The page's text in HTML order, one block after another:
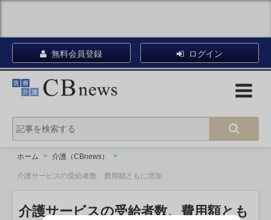
無料会員登録 ログイン
ホーム 介護（CBnews）
介護サービスの受給者数、費用額ともに増加
介護サービスの受給者数、費用額とも